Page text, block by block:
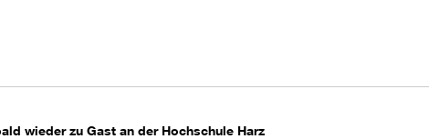
wieder zu Gast an der Hochschule Harz